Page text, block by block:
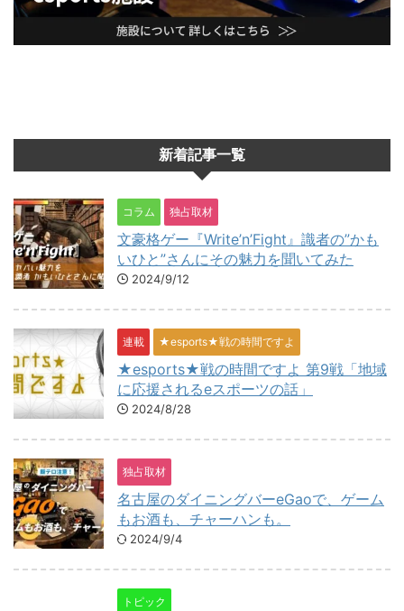
新着記事一覧
コラム 独占取材
文豪格ゲー『Write’n’Fight』識者の”かも
いひと”さんにその魅力を聞いてみた
2024/9/12
連載 ★esports★戦の時間ですよ
★esports★戦の時間ですよ 第9戦「地域
に応援されるeスポーツの話」
2024/8/28
独占取材
名古屋のダイニングバーeGaoで、ゲーム
もお酒も、チャーハンも。
2024/9/4
トピック